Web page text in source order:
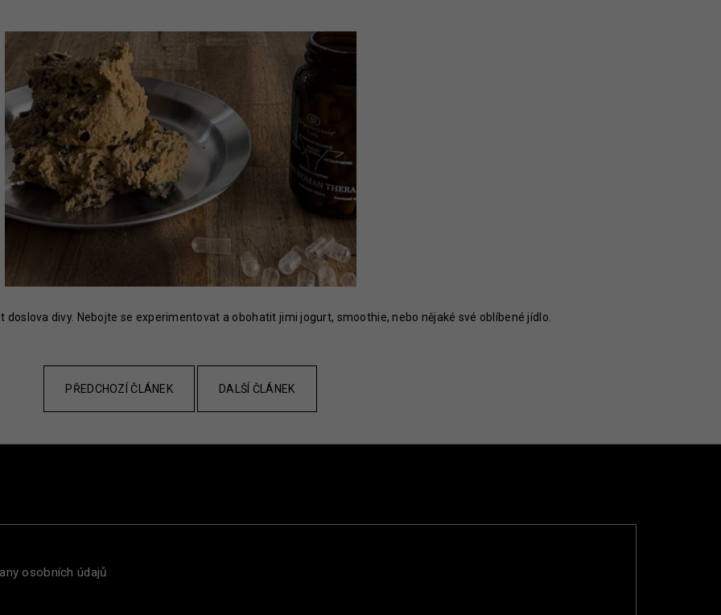
doslova divy. Nebojte se experimentovat a obohatit jimi jogurt, smoothie, nebo nějaké své oblíbené jídlo.
PŘEDCHOZÍ ČLÁNEK DALŠÍ ČLÁNEK
osobních údajů